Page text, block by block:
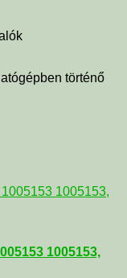
történő
1005153,